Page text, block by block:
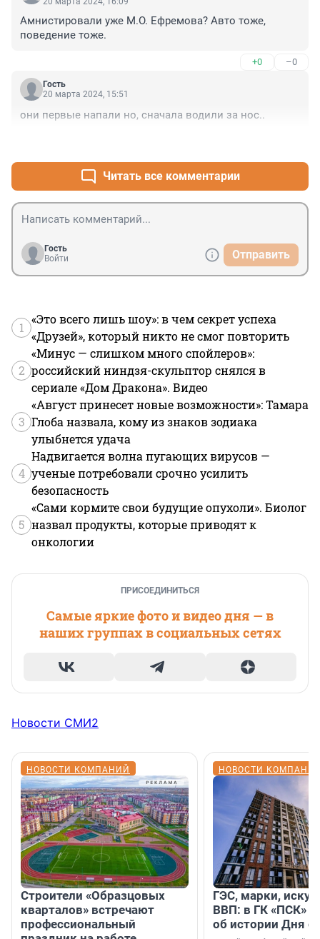
Амнистировали уже М.О. Ефремова? Авто тоже,
поведение тоже.
+0 –0
Гость
20 марта 2024, 15:51
они первые напали но, сначала водили за нос..
Читать все комментарии
Гость
Войти
Отправить
1
«Это всего лишь шоу»: в чем секрет успеха
«Друзей», который никто не смог повторить
2
«Минус — слишком много спойлеров»:
российский ниндзя-скульптор снялся в
сериале «Дом Дракона». Видео
3
«Август принесет новые возможности»: Тамара
Глоба назвала, кому из знаков зодиака
улыбнется удача
4
Надвигается волна пугающих вирусов —
ученые потребовали срочно усилить
безопасность
5
«Сами кормите свои будущие опухоли». Биолог
назвал продукты, которые приводят к
онкологии
ПРИСОЕДИНИТЬСЯ
Самые яркие фото и видео дня — в
наших группах в социальных сетях
Новости СМИ2
НОВОСТИ КОМПАНИЙ
Строители «Образцовых
кварталов» встречают
профессиональный
НОВОСТИ
ГЭС, марки,
ВВП: в ГК «ПСК»
об истории Дня